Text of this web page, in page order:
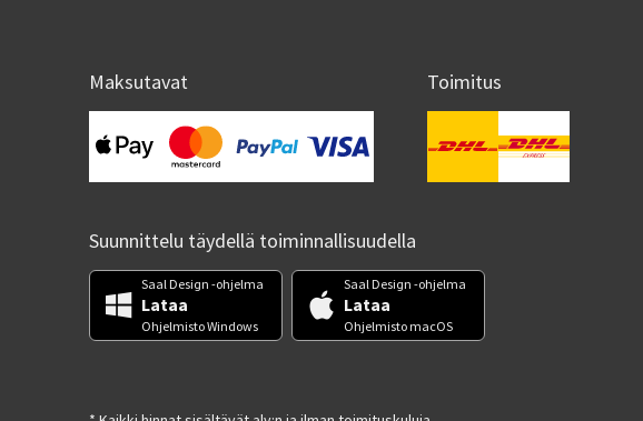
Maksutavat Toimitus
Suunnittelu täydellä toiminnallisuudella
Saal Design -ohjelma
Lataa
Ohjelmisto Windows
Saal Design -ohjelma
Lataa
Ohjelmisto macOS